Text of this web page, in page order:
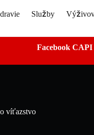
Služby
Facebook
víťazstvo